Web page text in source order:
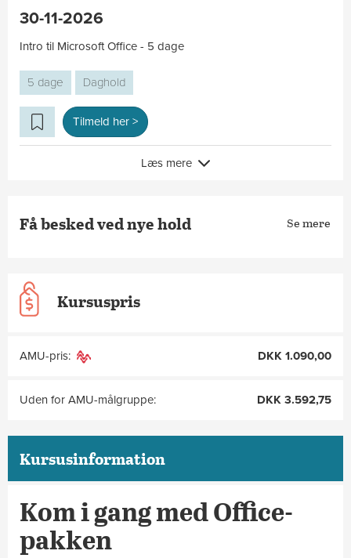
30-11-2026
Intro til Microsoft Office - 5 dage
5 dage Daghold
Tilmeld her >
Læs mere
Få besked ved nye hold Se mere
Kursuspris
AMU-pris: DKK 1.090,00
Uden for AMU-målgruppe: DKK 3.592,75
Kursusinformation
Kom i gang med Office-
pakken